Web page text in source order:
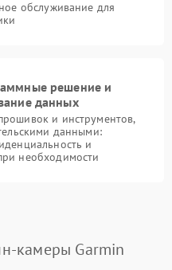
обслуживание для
решение и
данных
и инструментов,
данными:
и
необходимости
камеры Garmin